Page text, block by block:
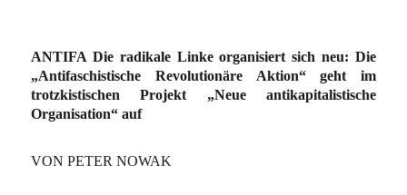
ANTIFA Die radikale Linke organisiert sich neu: Die
„Antifaschistische Revolutionäre Aktion“ geht im
trotzkistischen Projekt „Neue antikapitalistische
Organisation“ auf
VON PETER NOWAK